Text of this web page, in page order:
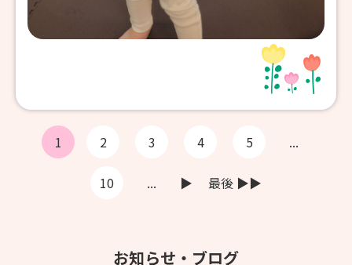
お知らせ・ブログ
1 2 3 4 5 ...
10 ... ▶︎ 最後 ▶︎▶︎